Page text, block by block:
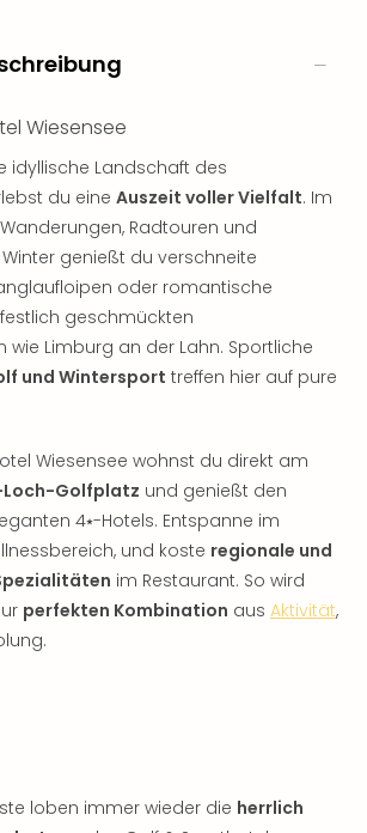
Wiesensee
idyllische Landschaft des
du eine Auszeit voller Vielfalt. Im
Radtouren und
genießt du verschneite
oder romantische
geschmückten
wie Limburg an der Lahn. Sportliche
und Wintersport treffen hier auf pure
Wiesensee wohnst du direkt am
Loch-Golfplatz und genießt den
4⭑-Hotels. Entspanne im
und koste regionale und
im Restaurant. So wird
perfekten Kombination aus Aktivität,
loben immer wieder die herrlich